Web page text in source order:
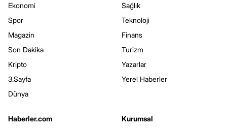
Ekonomi
Spor
Magazin
Son Dakika
Kripto
3.Sayfa
Dünya
Sağlık
Teknoloji
Finans
Turizm
Yazarlar
Yerel Haberler
Haberler.com
Kurumsal